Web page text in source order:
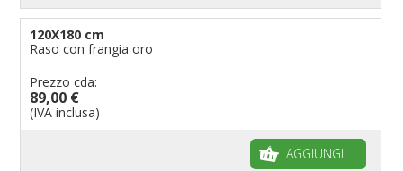
120X180 cm
Raso con frangia oro
Prezzo cda:
89,00 €
(IVA inclusa)
AGGIUNGI